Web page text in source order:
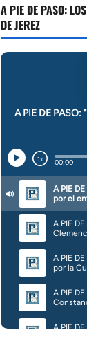
A PIE DE PASO:
DE JEREZ